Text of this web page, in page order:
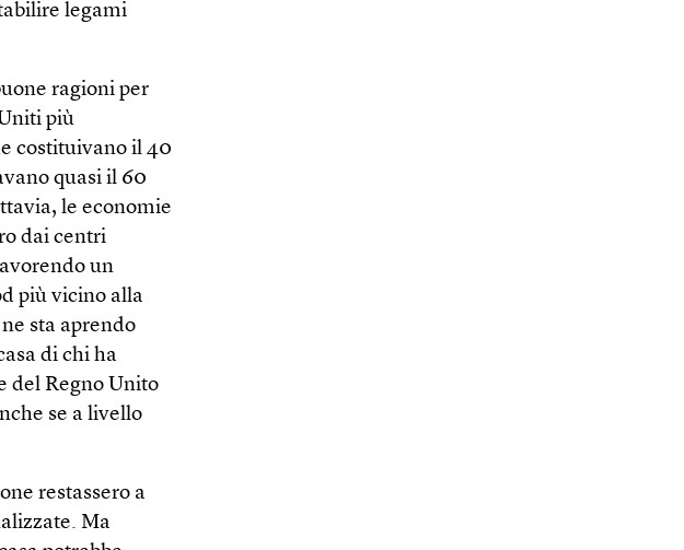
legami
ragioni per
più
costituivano il 40
quasi il 60
le economie
dai centri
un
più vicino alla
sta aprendo
di chi ha
del Regno Unito
se a livello
restassero a
Ma